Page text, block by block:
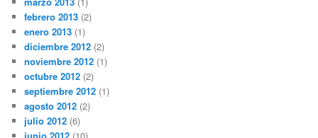
febrero 2013 (2)
enero 2013 (1)
diciembre 2012 (2)
noviembre 2012 (1)
octubre 2012 (2)
septiembre 2012 (1)
agosto 2012 (2)
julio 2012 (6)